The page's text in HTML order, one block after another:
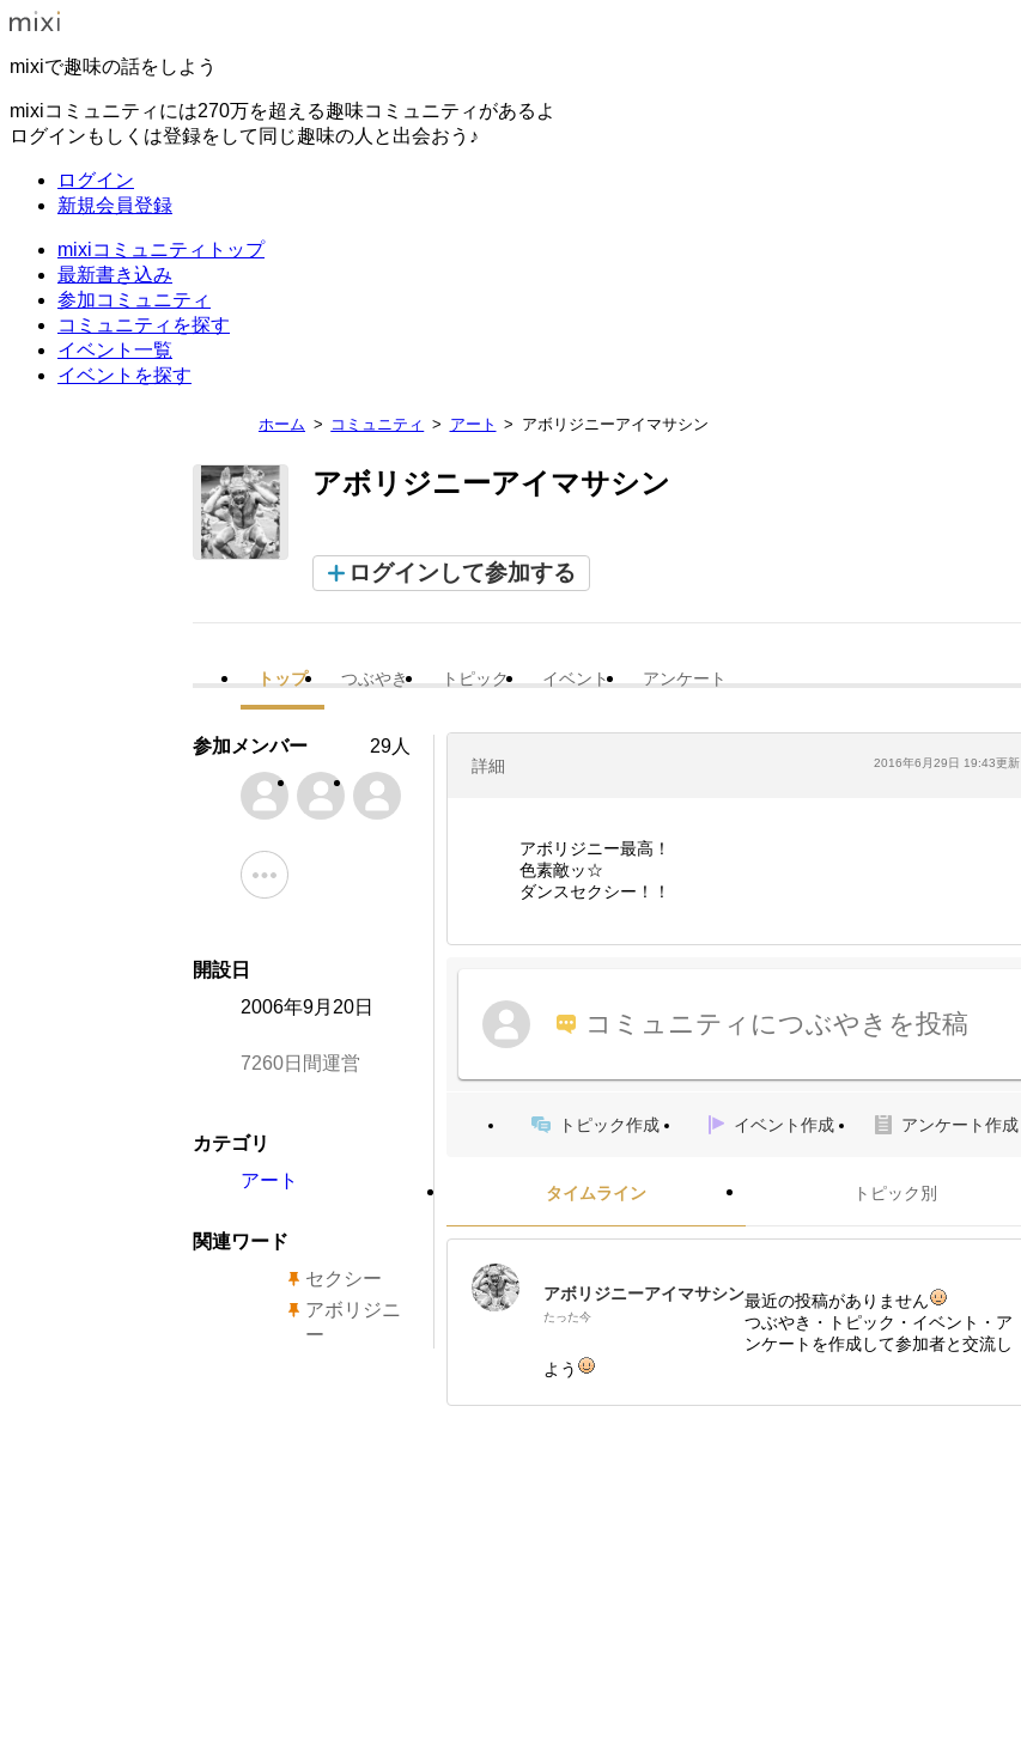
mixiで趣味の話をしよう
mixiコミュニティには270万を超える趣味コミュニティがあるよ
ログインもしくは登録をして同じ趣味の人と出会おう♪
ログイン
新規会員登録
mixiコミュニティトップ
最新書き込み
参加コミュニティ
コミュニティを探す
イベント一覧
イベントを探す
ホーム コミュニティ アート アボリジニーアイマサシン
アボリジニーアイマサシン
ログインして参加する
トップ つぶやき トピック イベント アンケート
詳細 2016年6月29日 19:43更新
アボリジニー最高！
色素敵ッ☆
ダンスセクシー！！
コミュニティにつぶやきを投稿
トピック作成 イベント作成 アンケート作成
タイムライン トピック別
アボリジニーアイマサシン
たった今
最近の投稿がありません
つぶやき・トピック・イベント・ア
ンケートを作成して参加者と交流し
よう
参加メンバー 29人
開設日
2006年9月20日
7260日間運営
カテゴリ
アート
関連ワード
セクシー
アボリジニ
ー